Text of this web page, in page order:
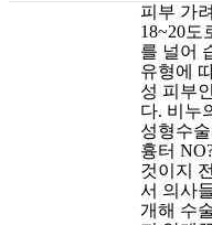
피부 가
18~20도
를 널어
유형에
성 피부
다. 비누
성형수
흉터
것이지
서 의사
개해 수